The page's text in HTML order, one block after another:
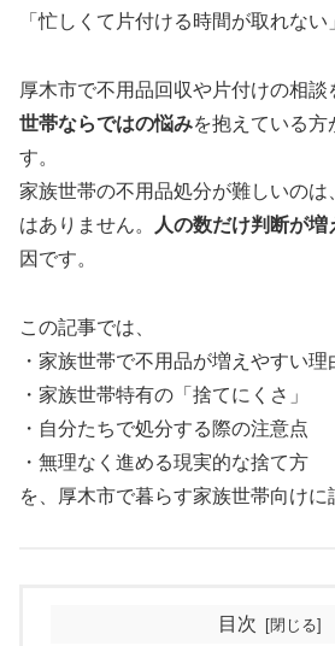
「忙しくて片付ける時間が取れない
厚木市で不用品回収や片付けの相談
世帯ならではの悩みを抱えている方
す。
家族世帯の不用品処分が難しいの
はありません。
人の数だけ判断が増
因です。
この記事では、
・家族世帯で不用品が増えやすい理
・家族世帯特有の「捨てにくさ」
・自分たちで処分する際の注意点
・無理なく進める現実的な捨て方
を、厚木市で暮らす家族世帯向けに
目次